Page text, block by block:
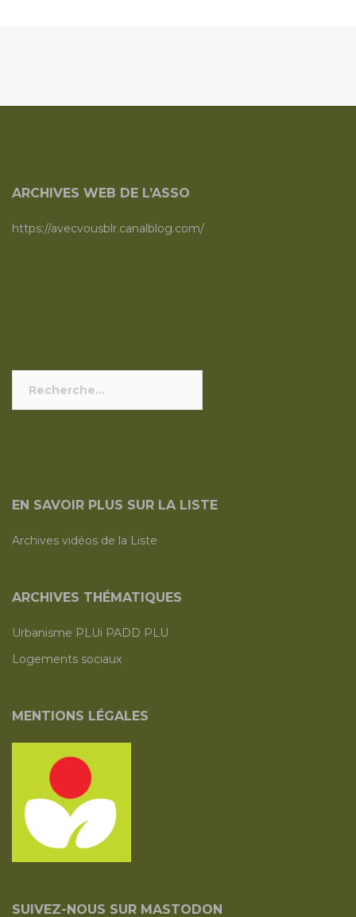
ARCHIVES WEB DE L’ASSO
https://avecvousblr.canalblog.com/
EN SAVOIR PLUS SUR LA LISTE
Archives vidéos de la Liste
ARCHIVES THÉMATIQUES
Urbanisme PLUi PADD PLU
Logements sociaux
MENTIONS LÉGALES
SUIVEZ-NOUS SUR MASTODON